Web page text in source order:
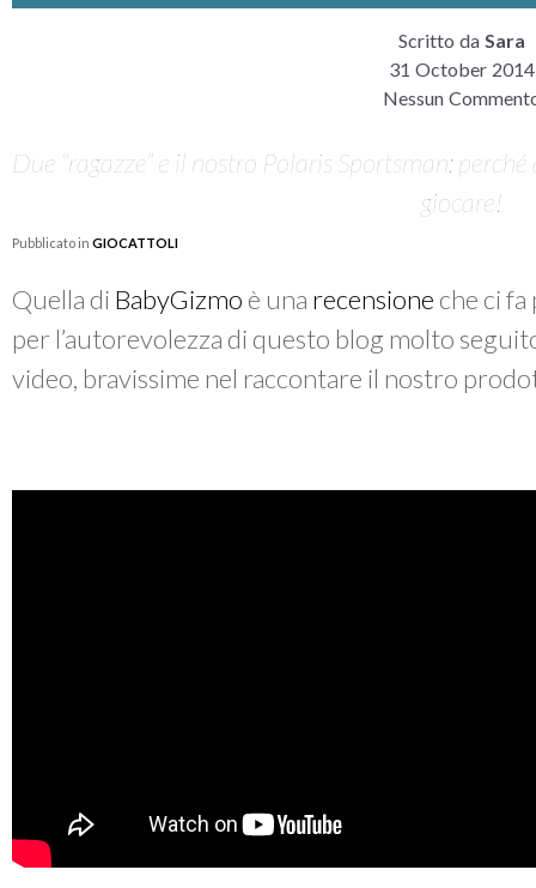
Scritto da Sara
31 October 2014
Nessun
Due “ragazze” e il nostro Polaris Sportsman:
giocare!
Pubblicato in GIOCATTOLI
Quella di BabyGizmo è una recensione che ci
per l’autorevolezza di questo blog molto
video, bravissime nel raccontare il nostro